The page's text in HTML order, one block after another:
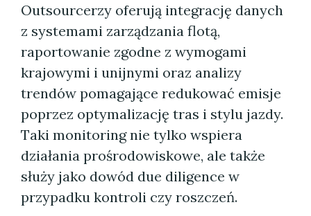
Outsourcerzy oferują integrację danych
z systemami zarządzania flotą,
raportowanie zgodne z wymogami
krajowymi i unijnymi oraz analizy
trendów pomagające redukować emisje
poprzez optymalizację tras i stylu jazdy.
Taki monitoring nie tylko wspiera
działania prośrodowiskowe, ale także
służy jako dowód due diligence w
przypadku kontroli czy roszczeń.